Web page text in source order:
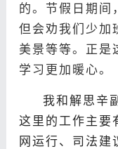
的。节假日期间
但会劝我们少加
美景等等。正是
学习更加暖心。
我和解思辛
这里的工作主要
网运行、司法建